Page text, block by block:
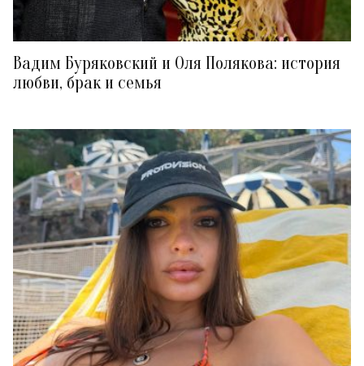
Вадим Буряковский и Оля Полякова: история
любви, брак и семья